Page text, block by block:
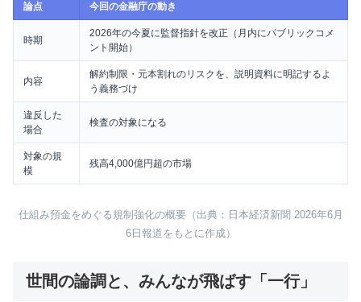
論点 今回の金融庁の動き
時期
2026年の今夏に監督指針を改正（月内にパブリックコメ
ント開始）
内容
解約制限・元本割れのリスクを、説明資料に明記するよ
う義務づけ
違反した
場合
検査の対象になる
対象の規
模
残高4,000億円超の市場
仕組み預金をめぐる規制強化の概要（出典：日本経済新聞 2026年6月
6日報道をもとに作成）
世間の論調と、みんなが飛ばす「一行」